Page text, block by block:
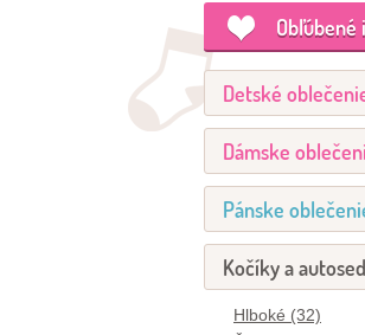
Obľúbené
Detské
Dámske
Pánske
Kočíky a
Hlboké (32)